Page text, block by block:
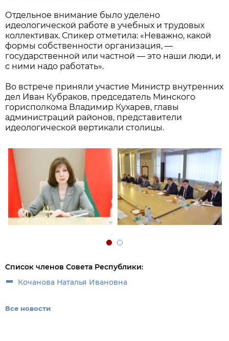
Отдельное внимание было уделено
идеологической работе в учебных и трудовых
коллективах. Спикер отметила: «Неважно, какой
формы собственности организация, —
государственной или частной — это наши люди, и
с ними надо работать».
Во встрече приняли участие Министр внутренних
дел Иван Кубраков, председатель Минского
горисполкома Владимир Кухарев, главы
администраций районов, представители
идеологической вертикали столицы.
Список членов Совета Республики:
Кочанова Наталья Ивановна
Все новости